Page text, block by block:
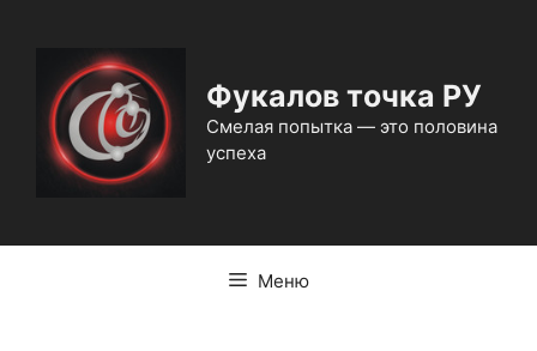
содержимому
Фукалов точка РУ
Смелая попытка — это половина
успеха
Меню